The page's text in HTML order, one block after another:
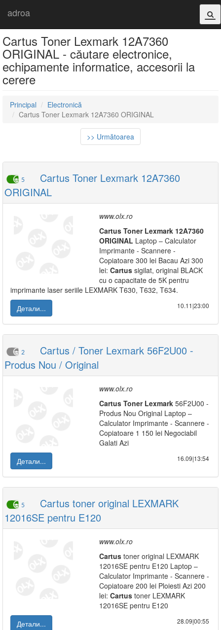
adroa
Cartus Toner Lexmark 12A7360
ORIGINAL - căutare electronice,
echipamente informatice, accesorii la
cerere
Principal
Electronică
Cartus Toner Lexmark 12A7360 ORIGINAL
>> Următoarea
5
Cartus Toner Lexmark 12A7360
ORIGINAL
www.olx.ro
Cartus Toner Lexmark 12A7360
ORIGINAL Laptop – Calculator
Imprimante - Scannere -
Copiatoare 300 lei Bacau Azi 300
lei: Cartus sigilat, original BLACK
cu o capacitate de 5K pentru
imprimante laser seriile LEXMARK T630, T632, T634.
Детали...
10.11|23:00
2
Cartus / Toner Lexmark 56F2U00 -
Produs Nou / Original
www.olx.ro
Cartus Toner Lexmark 56F2U00 -
Produs Nou Original Laptop –
Calculator Imprimante - Scannere -
Copiatoare 1 150 lei Negociabil
Galati Azi
Детали...
16.09|13:54
5
Cartus toner original LEXMARK
12016SE pentru E120
www.olx.ro
Cartus toner original LEXMARK
12016SE pentru E120 Laptop –
Calculator Imprimante - Scannere -
Copiatoare 200 lei Ploiesti Azi 200
lei: Cartus toner LEXMARK
12016SE pentru E120
Детали...
28.09|00:55